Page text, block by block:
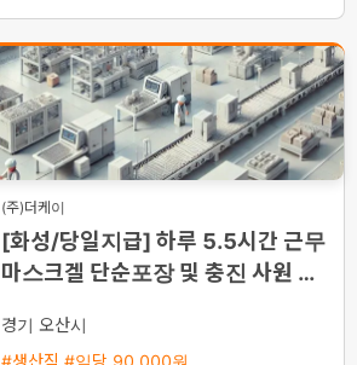
(주)더케이
[화성/당일지급] 하루 5.5시간 근무
마스크겔 단순포장 및 충진 사원 모
경기 오산시
#생산직 #일당 90,000원